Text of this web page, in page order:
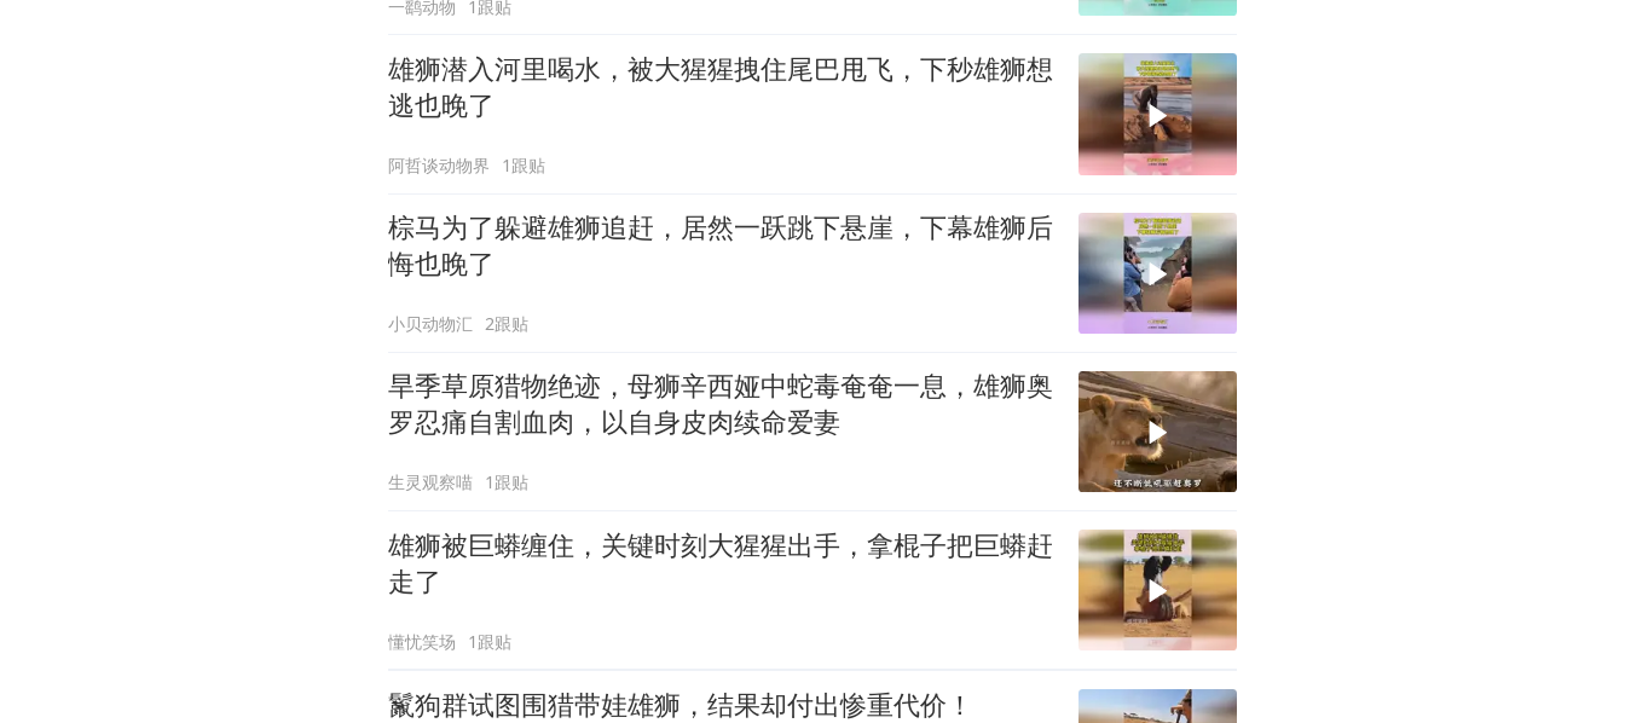
一鹞动物 1跟贴
雄狮潜入河里喝水，被大猩猩拽住尾巴甩飞，下秒雄狮想
逃也晚了
阿哲谈动物界 1跟贴
棕马为了躲避雄狮追赶，居然一跃跳下悬崖，下幕雄狮后
悔也晚了
小贝动物汇 2跟贴
旱季草原猎物绝迹，母狮辛西娅中蛇毒奄奄一息，雄狮奥
罗忍痛自割血肉，以自身皮肉续命爱妻
生灵观察喵 1跟贴
雄狮被巨蟒缠住，关键时刻大猩猩出手，拿棍子把巨蟒赶
走了
懂忧笑场 1跟贴
鬣狗群试图围猎带娃雄狮，结果却付出惨重代价！